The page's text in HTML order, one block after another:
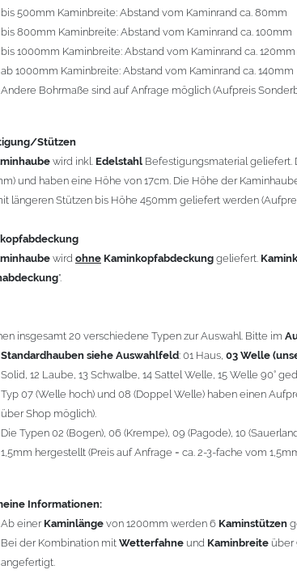
20 verschiedene Typen zur Auswahl. Bitte im
siehe Auswahlfeld: 01 Haus,03 Welle (unser
13 Schwalbe, 14 Sattel Welle, 15 Welle 90° gedreht,
02 (Bogen), 06 (Krempe), 09 (Pagode), 10
(Preis auf Anfrage = ca. 2-3-fache vom 1,5mm
Kaminlänge
Kombination mitWetterfahneundKaminbreite über
EUR) geliefert werden.
Sie den Einbau derKaminhaubemit Ihrem
bitte auf das Bild klicken!
bis 500mm Kaminbreite: Abstand vom Kaminrand ca. 80mm
bis 800mm Kaminbreite: Abstand vom Kaminrand ca. 100mm
bis 1000mm Kaminbreite: Abstand vom Kaminrand ca. 120mm
ab 1000mm Kaminbreite: Abstand vom Kaminrand ca. 140mm
Andere Bohrmaße sind auf Anfrage möglich (Aufpreis
Stützen
wird inkl. Edelstahl Befestigungsmaterial geliefert.
und haben eine Höhe von 17cm. Die Höhe der
längeren Stützen bis Höhe 450mm geliefert werden
wird ohne Kaminkopfabdeckung geliefert.
".
insgesamt 20 verschiedene Typen zur Auswahl. Bitte im
Standardhauben siehe Auswahlfeld: 01 Haus, 03 Welle
Solid, 12 Laube, 13 Schwalbe, 14 Sattel Welle, 15 Welle 90°
Typ 07 (Welle hoch) und 08 (Doppel Welle) haben einen
über Shop möglich).
Die Typen 02 (Bogen), 06 (Krempe), 09 (Pagode), 10
1,5mm hergestellt (Preis auf Anfrage = ca. 2-3-fache vom
Informationen:
Ab einer Kaminlänge von 1200mm werden 6 Kaminstützen
Bei der Kombination mit Wetterfahne und Kaminbreite über
angefertigt.